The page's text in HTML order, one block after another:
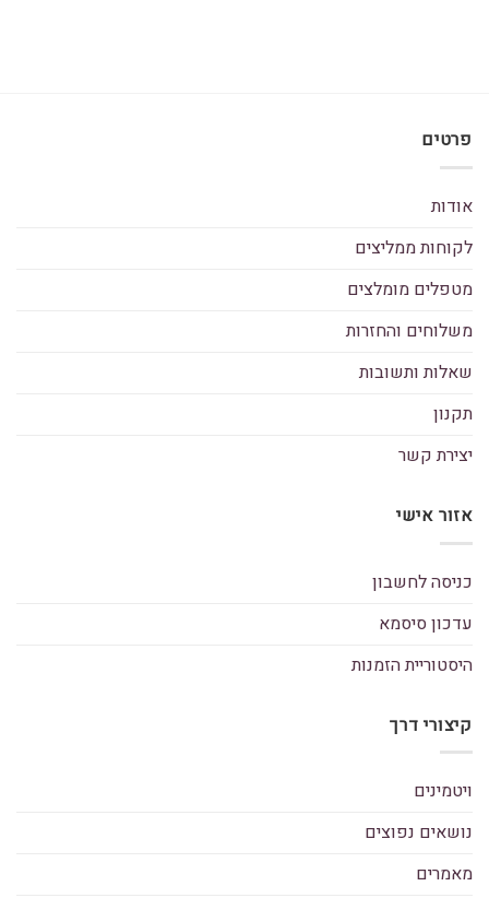
פרטים
אודות
לקוחות ממליצים
מטפלים מומלצים
משלוחים והחזרות
שאלות ותשובות
תקנון
יצירת קשר
אזור אישי
כניסה לחשבון
עדכון סיסמא
היסטוריית הזמנות
קיצורי דרך
ויטמינים
נושאים נפוצים
מאמרים